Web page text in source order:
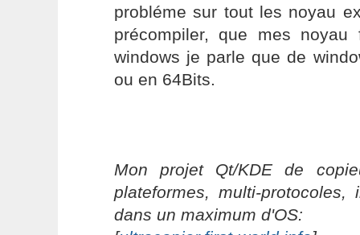
probléme sur tout les noyau
précompiler, que mes
windows je parle que de
ou en 64Bits.
Mon projet Qt/KDE de
plateformes, multi-protocoles,
dans un maximum d'OS: